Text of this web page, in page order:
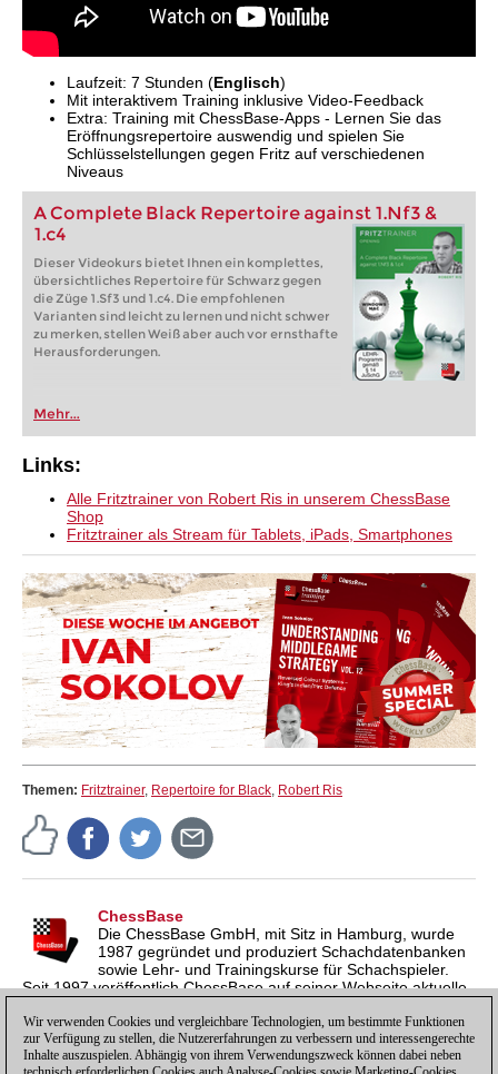
Laufzeit: 7 Stunden (Englisch)
Mit interaktivem Training inklusive Video-Feedback
Extra: Training mit ChessBase-Apps - Lernen Sie das
Eröffnungsrepertoire auswendig und spielen Sie
Schlüsselstellungen gegen Fritz auf verschiedenen
Niveaus
A Complete Black Repertoire against 1.Nf3 &
1.c4
Dieser Videokurs bietet Ihnen ein komplettes,
übersichtliches Repertoire für Schwarz gegen
die Züge 1.Sf3 und 1.c4. Die empfohlenen
Varianten sind leicht zu lernen und nicht schwer
zu merken, stellen Weiß aber auch vor ernsthafte
Herausforderungen.
Mehr...
Links:
Alle Fritztrainer von Robert Ris in unserem ChessBase
Shop
Fritztrainer als Stream für Tablets, iPads, Smartphones
Themen: Fritztrainer, Repertoire for Black, Robert Ris
ChessBase
Die ChessBase GmbH, mit Sitz in Hamburg, wurde
1987 gegründet und produziert Schachdatenbanken
sowie Lehr- und Trainingskurse für Schachspieler.
Seit 1997 veröffentlich ChessBase auf seiner Webseite aktuelle
inzwischen in vier Sprachen und gilt weltweit als wichtigste
Schachnachrichtenseite.
Wir verwenden Cookies und vergleichbare Technologien, um bestimmte Funktionen
zur Verfügung zu stellen, die Nutzererfahrungen zu verbessern und interessengerechte
Inhalte auszuspielen. Abhängig von ihrem Verwendungszweck können dabei neben